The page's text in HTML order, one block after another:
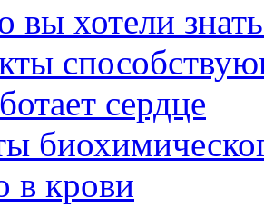
вы хотели
сердце
в крови